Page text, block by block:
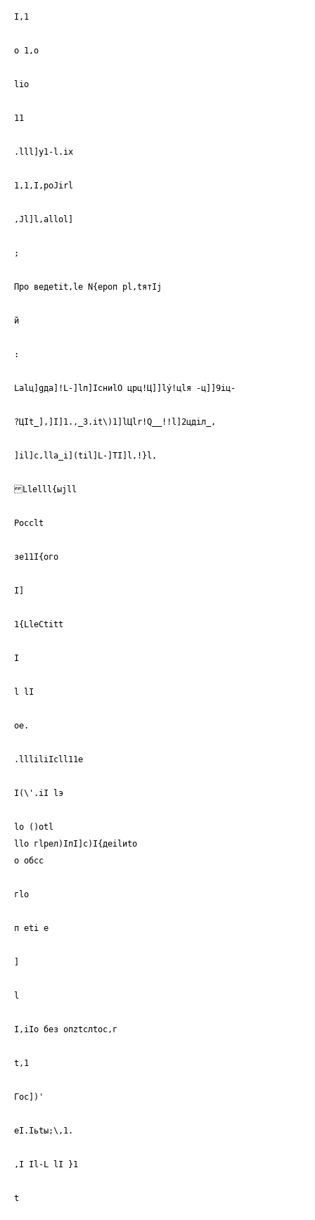
I,1
о 1,о
lio
11
.lll]y1-l.ix
1,1,I,poJirl
,Jl]l,allol]
;
Про ведеtit,lе N{ероп рl,tятIj
й
:
Lаlц]gда]!L-]lп]IсниlО црц!Ц]]lý!цlя -ц]]9iц-
?ЦIt_],]I]1.,_З.it\)1]lЦlr!Q__!!l]2цдiл_,
]il]c,lla_i](til]L-]TI]l,!}l,
Llelll{ыjll
Pocclt
зе11I{ого
I]
1{LleCtitt
I
l lI
ое.
.llliliIcll11e
I(\'.iI lэ
lo ()otl
llo гlрел)IпI]с)I{деilиtо
о обсс
гlо
п eti е
l
I,iIo без опztслtос,г
t,1
Гос])'
еI.Iьtы;\,1.
,I Il-L lI }1
t